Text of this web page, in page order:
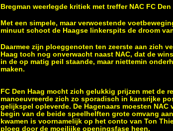
Bregman weerlegde kritiek met treffer NAC FC Den
Met een simpele, maar verwoestende
minuut schoot de Haagse linkerspits de droom
Daarmee zijn ploeggenoten ten zeerste aan zich
Haag toch nog onverwacht naast NAC, dat de
in de op matig peil staande, maar niettemin
maken.
FC Den Haag mocht zich gelukkig prijzen met de
manoeuvreerde zich zo sporadisch in kansrijke
gelijkspel opleverde. De Hagenaars moesten
begin van de beide speelhelften grote omvang
kwamen is voornamelijk op het conto van Ton
ploeg door de moeilijke openingsfase heen.